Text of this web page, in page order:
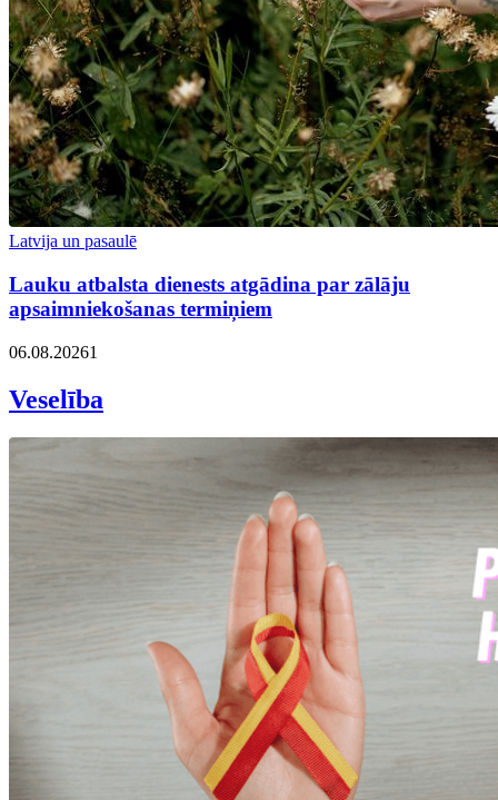
Latvija un pasaulē
Lauku atbalsta dienests atgādina par zālāju
apsaimniekošanas termiņiem
06.08.20261
Veselība